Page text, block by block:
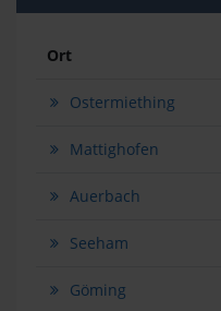
Ort
Ostermiething
Mattighofen
Auerbach
Seeham
Göming